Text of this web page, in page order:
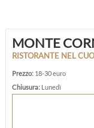
MONTE
RISTORANTE NEL
Prezzo: 18-30 euro
Chiusura: Lunedì